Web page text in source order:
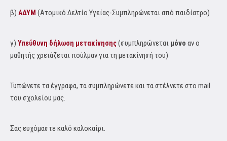
β) ΑΔΥΜ (Ατομικό Δελτίο Υγείας-Συμπληρώνεται από παιδίατρο)
γ) Υπεύθυνη δήλωση μετακίνησης(συμπληρώνεται μόνο αν ο
μαθητής χρειάζεται πούλμαν για τη μετακίνησή του)
Τυπώνετε τα έγγραφα, τα συμπληρώνετε και τα στέλνετε στο mail
του σχολείου μας.
Σας ευχόμαστε καλό καλοκαίρι.